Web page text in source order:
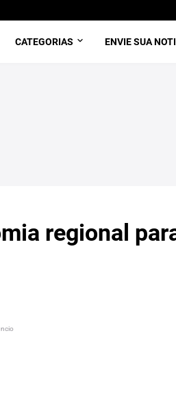
CATEGORIAS ENVIE SUA
regional